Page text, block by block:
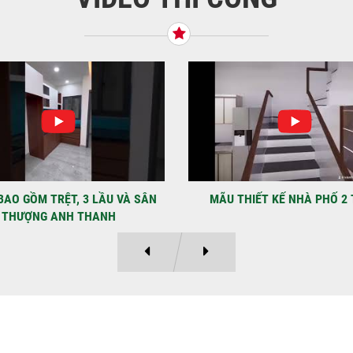
LẠC
Địa
Kỳ
KẾ NHÀ PHỐ 2 TẦNG MẪU NHÀ PHỐ 4×12 1 TRỆT